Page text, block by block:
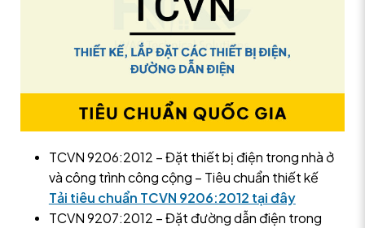
TCVN 9206:2012 – Đặt thiết bị điện trong nhà ở
và công trình công cộng – Tiêu chuẩn thiết kế
Tải tiêu chuẩn TCVN 9206:2012 tại đây
TCVN 9207:2012 – Đặt đường dẫn điện trong